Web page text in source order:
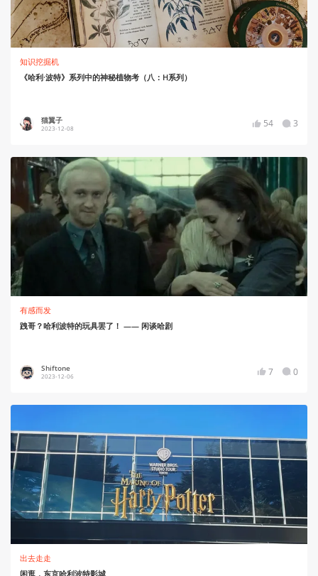
知识挖掘机
《哈利·波特》系列中的神秘植物考（八：H系列）
猫翼子
2023-12-08 54 3
有感而发
跩哥？哈利波特的玩具罢了！ —— 闲谈哈剧
Shiftone
2023-12-06 7 0
出去走走
闲逛，东京哈利波特影城